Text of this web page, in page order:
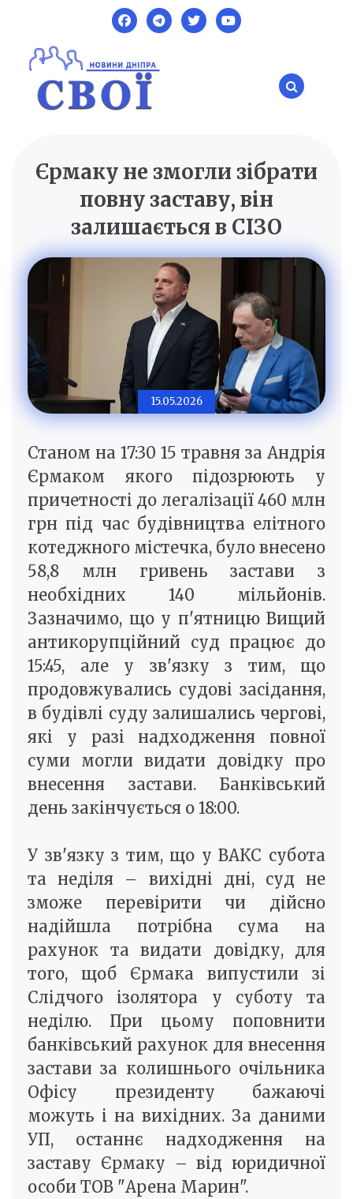
content
SVOI.DP.UA
Новини Дніпра
Єрмаку не змогли зібрати
повну заставу, він
залишається в СІЗО
15.05.2026
Станом на 17:30 15 травня за Андрія
Єрмаком якого підозрюють у
причетності до легалізації 460 млн
грн під час будівництва елітного
котеджного містечка, було внесено
58,8 млн гривень застави з
необхідних 140 мільйонів.
Зазначимо, що у п'ятницю Вищий
антикорупційний суд працює до
15:45, але у зв'язку з тим, що
продовжувались судові засідання,
в будівлі суду залишались чергові,
які у разі надходження повної
суми могли видати довідку про
внесення застави. Банківський
день закінчується о 18:00.
У зв'язку з тим, що у ВАКС субота
та неділя – вихідні дні, суд не
зможе перевірити чи дійсно
надійшла потрібна сума на
рахунок та видати довідку, для
того, щоб Єрмака випустили зі
Слідчого ізолятора у суботу та
неділю. При цьому поповнити
банківський рахунок для внесення
застави за колишнього очільника
Офісу президенту бажаючі
можуть і на вихідних. За даними
УП, останнє надходження на
заставу Єрмаку – від юридичної
особи ТОВ "Арена Марин".